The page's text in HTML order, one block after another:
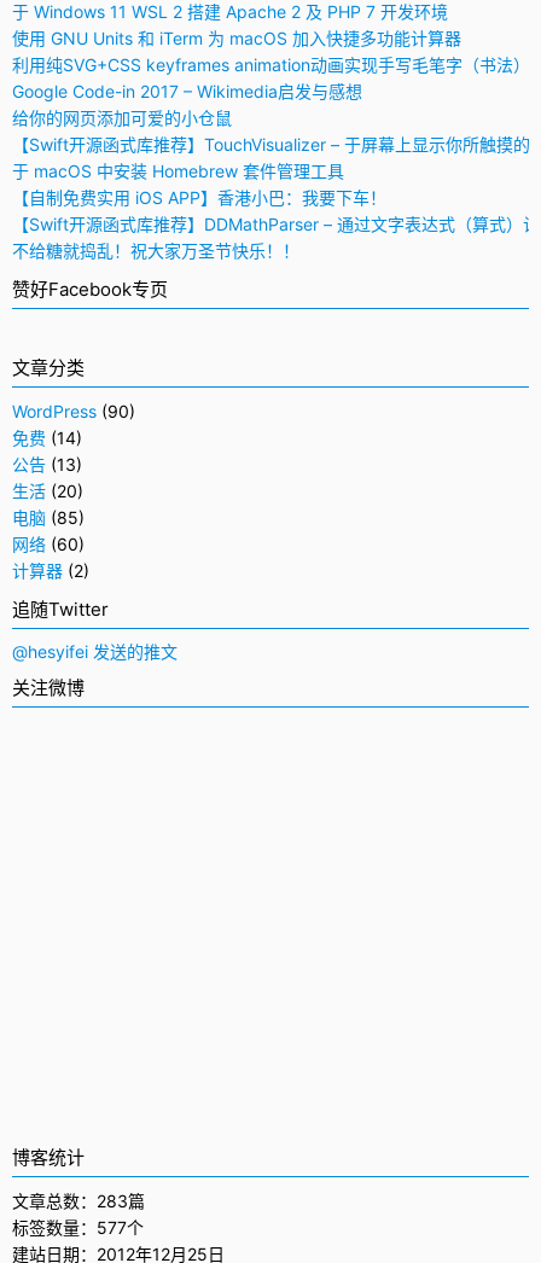
于 Windows 11 WSL 2 搭建 Apache 2 及 PHP 7 开发环境
使用 GNU Units 和 iTerm 为 macOS 加入快捷多功能计算器
利用纯SVG+CSS keyframes animation动画实现手写毛笔字（书法）
Google Code-in 2017 – Wikimedia启发与感想
给你的网页添加可爱的小仓鼠
【Swift开源函式库推荐】TouchVisualizer – 于屏幕上显示你所触摸的
于 macOS 中安装 Homebrew 套件管理工具
【自制免费实用 iOS APP】香港小巴：我要下车！
【Swift开源函式库推荐】DDMathParser – 通过文字表达式（算式）
不给糖就捣乱！祝大家万圣节快乐！！
赞好Facebook专页
文章分类
WordPress (90)
免费 (14)
公告 (13)
生活 (20)
电脑 (85)
网络 (60)
计算器 (2)
追随Twitter
@hesyifei 发送的推文
关注微博
博客统计
文章总数：283篇
标签数量：577个
建站日期：2012年12月25日